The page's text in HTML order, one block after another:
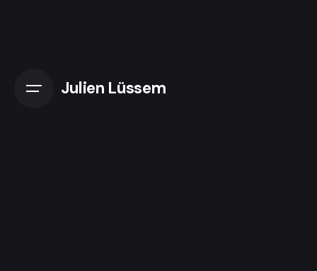
Julien Lüssem